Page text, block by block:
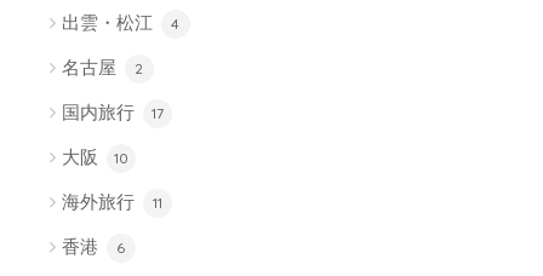
出雲・松江 4
名古屋 2
国内旅行 17
大阪 10
海外旅行 11
香港 6